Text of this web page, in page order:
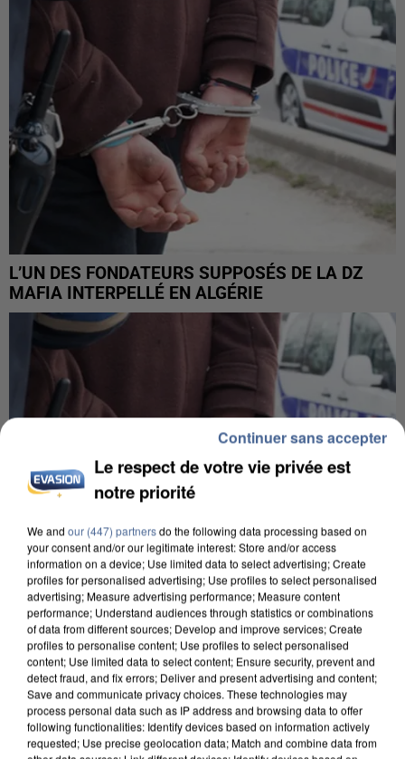
L’UN DES FONDATEURS SUPPOSÉS DE LA DZ
MAFIA INTERPELLÉ EN ALGÉRIE
UN SECOND CADRE DE LA DZ MAFIA
INTERPELLÉ EN ALGÉRIE
Le respect de votre vie privée est
notre priorité
We and our (447) partnersdo the following data processing based on
your consent and/or our legitimate interest: Store and/or access
information on a device; Use limited data to select advertising; Create
profiles for personalised advertising; Use profiles to select personalised
advertising; Measure advertising performance; Measure content
performance; Understand audiences through statistics or combinations
of data from different sources; Develop and improve services; Create
profiles to personalise content; Use profiles to select personalised
content; Use limited data to select content; Ensure security, prevent and
detect fraud, and fix errors; Deliver and present advertising and content;
Save and communicate privacy choices. These technologies may
process personal data such as IP address and browsing data to offer
following functionalities: Identify devices based on information actively
requested; Use precise geolocation data; Match and combine data from
Continuer sans accepter